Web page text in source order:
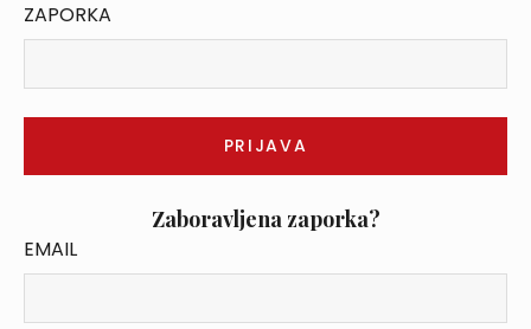
ZAPORKA
Zaboravljena zaporka?
EMAIL